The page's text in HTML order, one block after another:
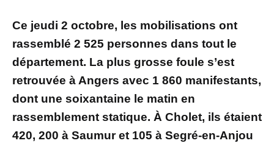
Ce jeudi 2 octobre, les mobilisations ont
rassemblé 2 525 personnes dans tout le
département. La plus grosse foule s’est
retrouvée à Angers avec 1 860 manifestants,
dont une soixantaine le matin en
rassemblement statique. À Cholet, ils étaient
420, 200 à Saumur et 105 à Segré-en-Anjou